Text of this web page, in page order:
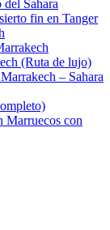
Sahara
fin en Tanger
(Ruta de lujo)
– Sahara
Marruecos con